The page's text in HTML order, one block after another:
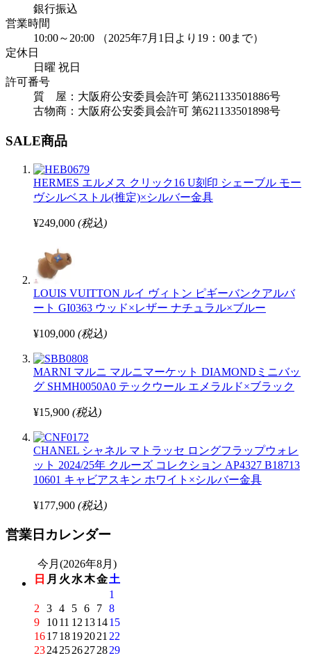
銀行振込
営業時間
10:00～20:00 （2025年7月1日より19：00まで）
定休日
日曜 祝日
許可番号
質 屋：大阪府公安委員会許可 第621133501886号
古物商：大阪府公安委員会許可 第621133501898号
SALE商品
HERMES エルメス クリック16 U刻印 シェーブル モー
ヴシルベストル(推定)×シルバー金具
¥249,000 (税込)
LOUIS VUITTON ルイ ヴィトン ピギーバンクアルバ
ート GI0363 ウッド×レザー ナチュラル×ブルー
¥109,000 (税込)
MARNI マルニ マルニマーケット DIAMONDミニバッ
グ SHMH0050A0 テックウール エメラルド×ブラック
¥15,900 (税込)
CHANEL シャネル マトラッセ ロングフラップウォレ
ット 2024/25年 クルーズ コレクション AP4327 B18713
10601 キャビアスキン ホワイト×シルバー金具
¥177,900 (税込)
営業日カレンダー
今月(2026年8月)
日 月 火 水木金土
1
2
3 4 5 6 7 8
9
1011 12 131415
161718192021 22
23242526272829